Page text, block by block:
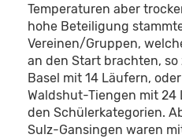
Temperaturen aber
hohe Beteiligung
Vereinen/Gruppen,
an den Start brachten, so
Basel mit 14 Läufern,
Waldshut-Tiengen mit
den Schülerkategorien.
Sulz-Gansingen waren